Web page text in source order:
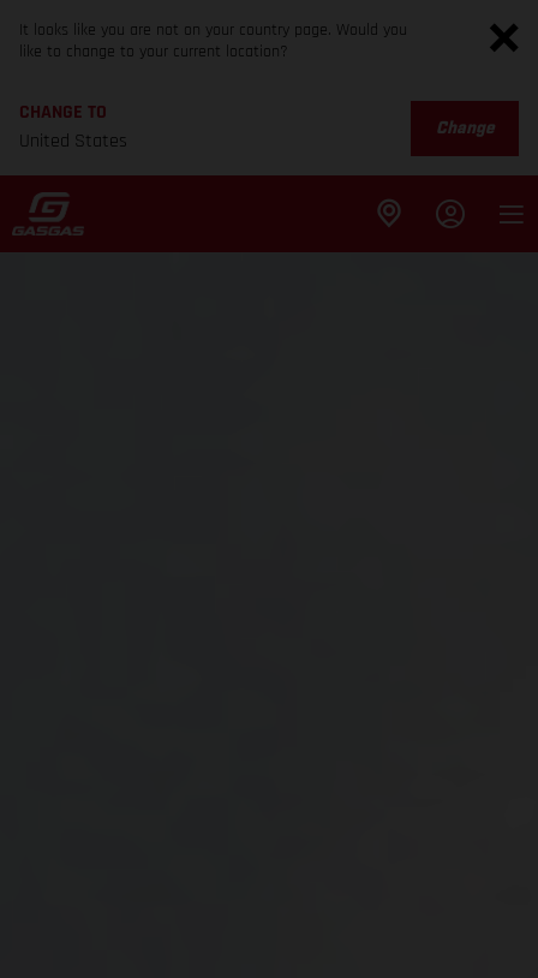
It looks like you are not on your country page. Would you
like to change to your current location?
CHANGE TO
United States
Change